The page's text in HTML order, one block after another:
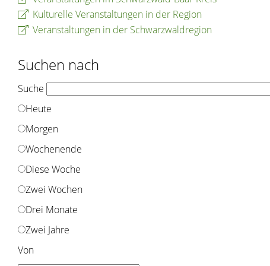
Kulturelle Veranstaltungen in der Region
Veranstaltungen in der Schwarzwaldregion
Suchen nach
Suche
Heute
Morgen
Wochenende
Diese Woche
Zwei Wochen
Drei Monate
Zwei Jahre
Von